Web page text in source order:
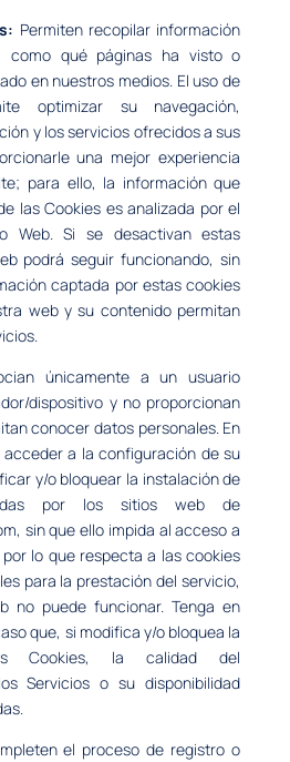
Permiten recopilar información
como qué páginas ha visto o
en nuestros medios. El uso de
optimizar su navegación,
y los servicios ofrecidos a sus
una mejor experiencia
para ello, la información que
las Cookies es analizada por el
Web. Si se desactivan estas
podrá seguir funcionando, sin
captada por estas cookies
web y su contenido permitan
únicamente a un usuario
dispositivo y no proporcionan
conocer datos personales. En
a la configuración de su
y/o bloquear la instalación de
por los sitios web de
sin que ello impida al acceso a
lo que respecta a las cookies
para la prestación del servicio,
no puede funcionar. Tenga en
que, si modifica y/o bloquea la
Cookies, la calidad del
Servicios o su disponibilidad
el proceso de registro o